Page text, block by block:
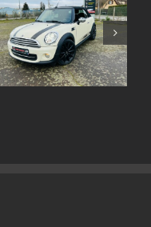
Echappement inox
sur mesure
Volkswagen Golf 8
GTI